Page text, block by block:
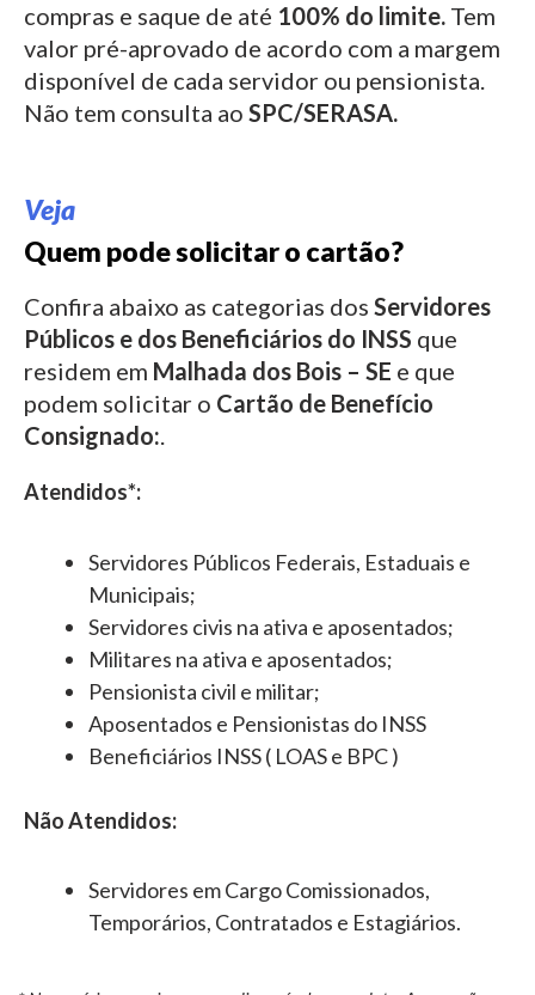
compras e saque de até 100% do limite. Tem
valor pré-aprovado de acordo com a margem
disponível de cada servidor ou pensionista.
Não tem consulta ao SPC/SERASA.
Veja
Quem pode solicitar o cartão?
Confira abaixo as categorias dos Servidores
Públicos e dos Beneficiários do INSS que
residem em Malhada dos Bois – SE e que
podem solicitar o Cartão de Benefício
Consignado:.
Atendidos*:
Servidores Públicos Federais, Estaduais e
Municipais;
Servidores civis na ativa e aposentados;
Militares na ativa e aposentados;
Pensionista civil e militar;
Aposentados e Pensionistas do INSS
Beneficiários INSS ( LOAS e BPC )
Não Atendidos:
Servidores em Cargo Comissionados,
Temporários, Contratados e Estagiários.